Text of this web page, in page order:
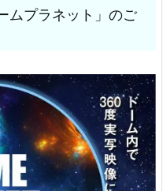
ムプラネット」のご